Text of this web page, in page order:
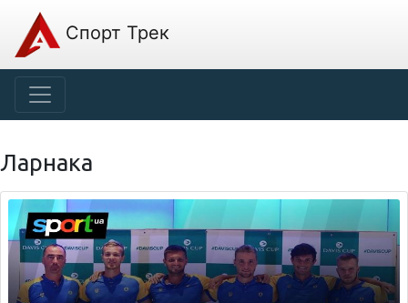
Спорт Трек
Ларнака